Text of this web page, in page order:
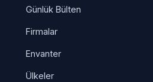
Günlük Bülten
Firmalar
Envanter
Ülkeler